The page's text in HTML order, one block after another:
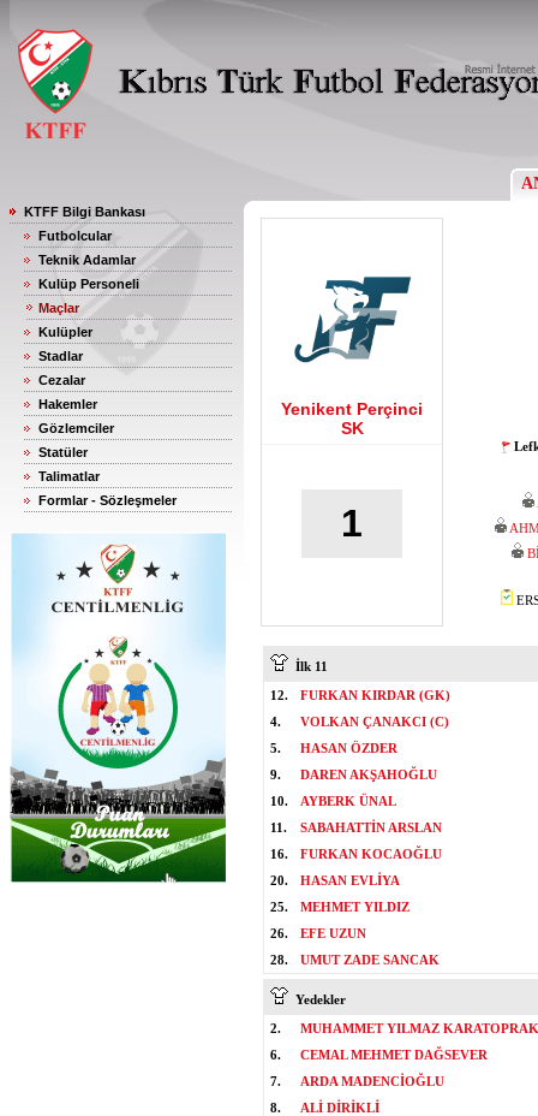
KTFF Bilgi Bankası
Futbolcular
Teknik Adamlar
Kulüp Personeli
Maçlar
Kulüpler
Stadlar
Cezalar
Hakemler
Gözlemciler
Statüler
Talimatlar
Formlar - Sözleşmeler
Yenikent Perçinci
SK
1
İlk 11
12.
FURKAN KIRDAR (GK)
4.
VOLKAN ÇANAKCI (C)
5.
HASAN ÖZDER
9.
DAREN AKŞAHOĞLU
10.
AYBERK ÜNAL
11.
SABAHATTİN ARSLAN
16.
FURKAN KOCAOĞLU
20.
HASAN EVLİYA
25.
MEHMET YILDIZ
26.
EFE UZUN
28.
UMUT ZADE SANCAK
Yedekler
2.
MUHAMMET YILMAZ KARATOPRAK
6.
CEMAL MEHMET DAĞSEVER
7.
ARDA MADENCİOĞLU
8.
ALİ DİRİKLİ